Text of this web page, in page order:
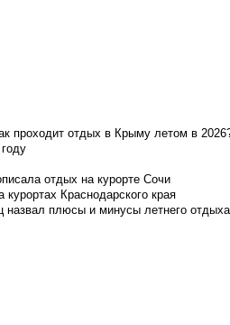
проходит отдых в Крыму летом в
отдых на курорте Сочи
Краснодарского края
плюсы и минусы летнего